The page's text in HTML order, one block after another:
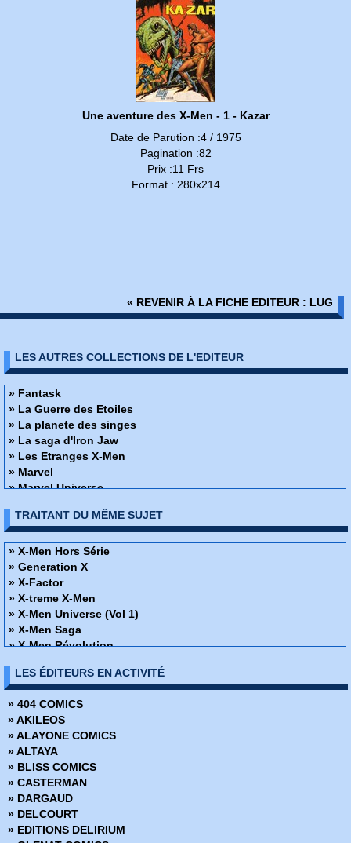
Une aventure des X-Men - 1 - Kazar
Date de Parution :4 / 1975
Pagination :82
Prix :11 Frs
Format : 280x214
« REVENIR À LA FICHE EDITEUR : LUG
LES AUTRES COLLECTIONS DE L'EDITEUR
» Fantask
» La Guerre des Etoiles
» La planete des singes
» La saga d'Iron Jaw
» Les Etranges X-Men
» Marvel
» Marvel Universe
» Ombrax Saga
» Récits Complet Marvel
» Spécial strange
» Spidey
» Strange
» Strange Spécial Origines
» Thor - Version Intégrale
» Titans
» Top BD
» Une aventure de Kazar
» Une aventure de l'Araignée
» Une aventure des Fantastiques
Une aventure des X-Men
TRAITANT DU MÊME SUJET
» X-Men Hors Série
» Generation X
» X-Factor
» X-treme X-Men
» X-Men Universe (Vol 1)
» X-Men Saga
» X-Men Révolution
» X-Men Extra
» X-Men (Vol 1)
Une aventure des X-Men
» X-Men - X-Men Saga
» X-Men (Vol 2)
» X-Men (1992)
» X-Force
» Facteur-X
» Cable
» Spécial strange
» Les Etranges X-Men
LES ÉDITEURS EN ACTIVITÉ
» 404 COMICS
» AKILEOS
» ALAYONE COMICS
» ALTAYA
» BLISS COMICS
» CASTERMAN
» DARGAUD
» DELCOURT
» EDITIONS DELIRIUM